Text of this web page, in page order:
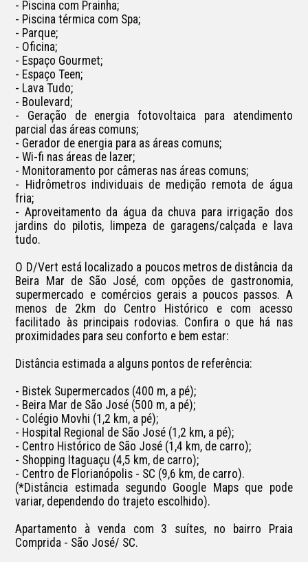
- Piscina com Prainha;
- Piscina térmica com Spa;
- Parque;
- Oficina;
- Espaço Gourmet;
- Espaço Teen;
- Lava Tudo;
- Boulevard;
- Geração de energia fotovoltaica para atendimento
parcial das áreas comuns;
- Gerador de energia para as áreas comuns;
- Wi-fi nas áreas de lazer;
- Monitoramento por câmeras nas áreas comuns;
- Hidrômetros individuais de medição remota de água
fria;
- Aproveitamento da água da chuva para irrigação dos
jardins do pilotis, limpeza de garagens/calçada e lava
tudo.
O D/Vert está localizado a poucos metros de distância da
Beira Mar de São José, com opções de gastronomia,
supermercado e comércios gerais a poucos passos. A
menos de 2km do Centro Histórico e com acesso
facilitado às principais rodovias. Confira o que há nas
proximidades para seu conforto e bem estar:
Distância estimada a alguns pontos de referência:
- Bistek Supermercados (400 m, a pé);
- Beira Mar de São José (500 m, a pé);
- Colégio Movhi (1,2 km, a pé);
- Hospital Regional de São José (1,2 km, a pé);
- Centro Histórico de São José (1,4 km, de carro);
- Shopping Itaguaçu (4,5 km, de carro);
- Centro de Florianópolis - SC (9,6 km, de carro).
(*Distância estimada segundo Google Maps que pode
variar, dependendo do trajeto escolhido).
Apartamento à venda com 3 suítes, no bairro Praia
Comprida - São José/ SC.